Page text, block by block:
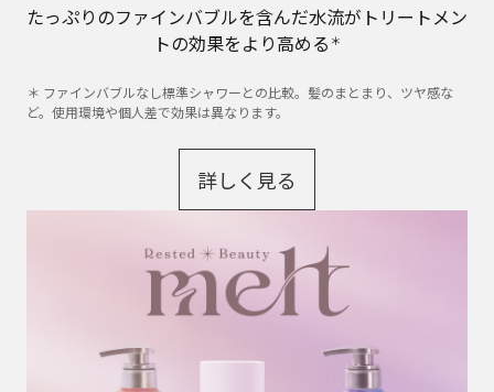
たっぷりのファインバブルを含んだ水流がトリートメン
トの効果をより高める ＊
＊ ファインバブルなし標準シャワーとの比較。髪のまとまり、ツヤ感な
ど。使用環境や個人差で効果は異なります。
詳しく見る